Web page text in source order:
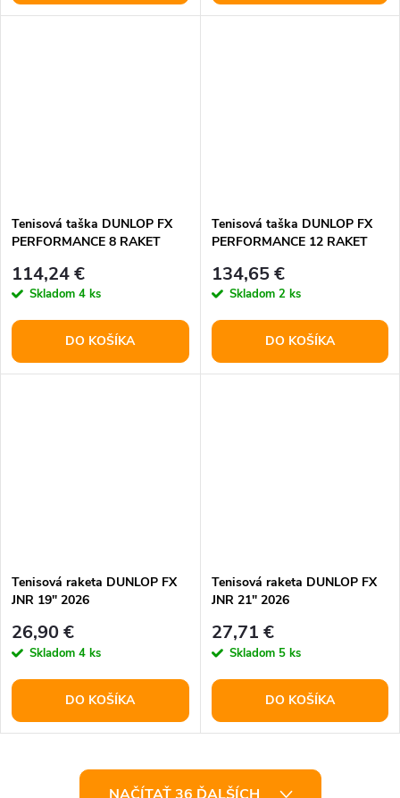
Tenisová taška DUNLOP FX
PERFORMANCE 8 RAKET
114,24 €
Skladom 4 ks
DO KOŠÍKA
Tenisová taška DUNLOP FX
PERFORMANCE 12 RAKET
134,65 €
Skladom 2 ks
DO KOŠÍKA
Tenisová raketa DUNLOP FX
JNR 19" 2026
26,90 €
Skladom 4 ks
DO KOŠÍKA
Tenisová raketa DUNLOP FX
JNR 21" 2026
27,71 €
Skladom 5 ks
DO KOŠÍKA